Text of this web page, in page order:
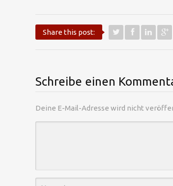
Share this post:
Schreibe einen
Deine E-Mail-Adresse wird nicht